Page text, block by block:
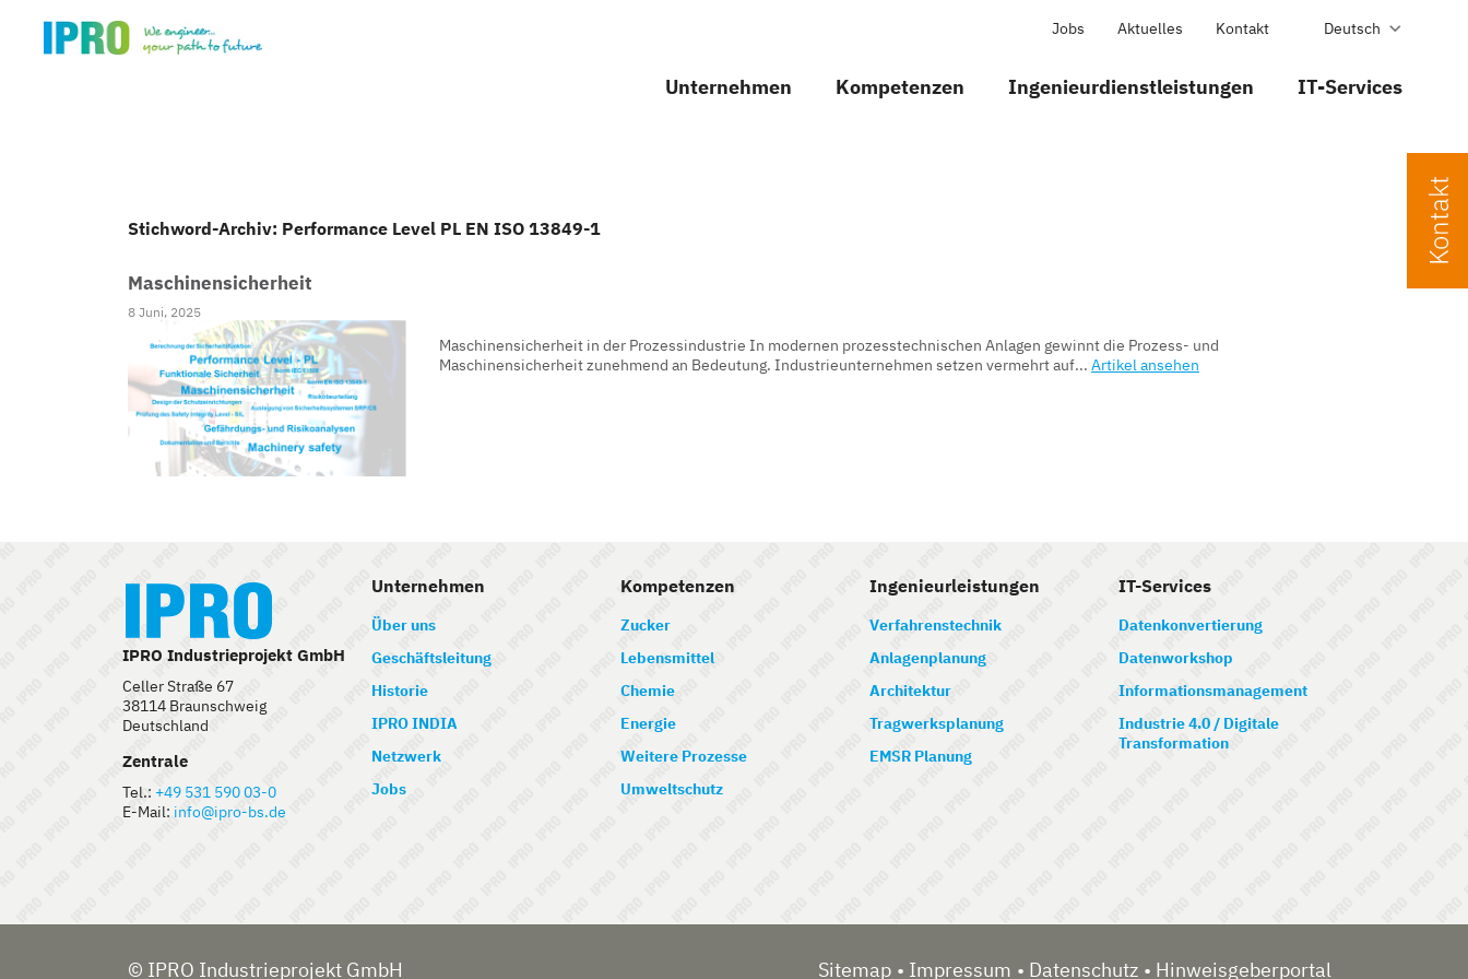
Jobs Aktuelles Kontakt Deutsch
Unternehmen Kompetenzen Ingenieurdienstleistungen IT-Services
Stichword-Archiv: Performance Level PL EN ISO 13849-1
Maschinensicherheit
8 Juni, 2025
Maschinensicherheit in der Prozessindustrie In modernen prozesstechnischen Anlagen gewinnt die Prozess- und
Maschinensicherheit zunehmend an Bedeutung. Industrieunternehmen setzen vermehrt auf... Artikel ansehen
IPRO Industrieprojekt GmbH
Celler Straße 67
38114 Braunschweig
Deutschland
Zentrale
Tel.: +49 531 590 03-0
E-Mail: info@ipro-bs.de
Unternehmen
Über uns
Geschäftsleitung
Historie
IPRO INDIA
Netzwerk
Jobs
Kompetenzen
Zucker
Lebensmittel
Chemie
Energie
Weitere Prozesse
Umweltschutz
Ingenieurleistungen
Verfahrenstechnik
Anlagenplanung
Architektur
Tragwerksplanung
EMSR Planung
IT-Services
Datenkonvertierung
Datenworkshop
Informationsmanagement
Industrie 4.0 / Digitale
Transformation
© IPRO Industrieprojekt GmbH Sitemap Impressum Datenschutz Hinweisgeberportal